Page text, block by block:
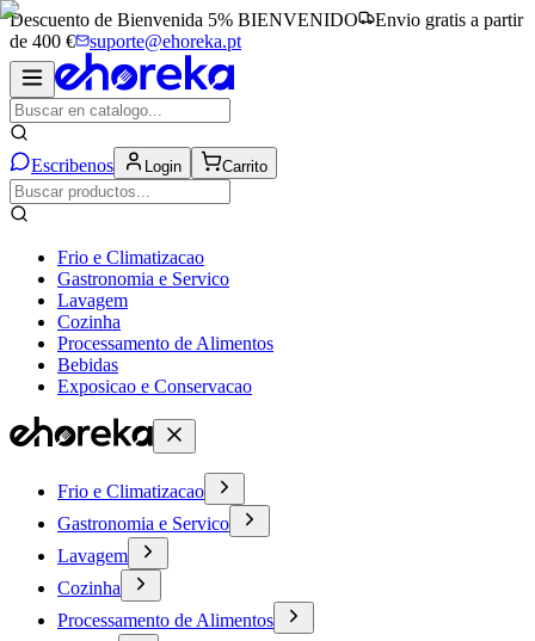
Descuento de Bienvenida 5% BIENVENIDO
Envio gratis a partir
de 400 €
suporte@ehoreka.pt
Escribenos Login Carrito
Frio e Climatizacao
Gastronomia e Servico
Lavagem
Cozinha
Processamento de Alimentos
Bebidas
Exposicao e Conservacao
Frio e Climatizacao
Gastronomia e Servico
Lavagem
Cozinha
Processamento de Alimentos